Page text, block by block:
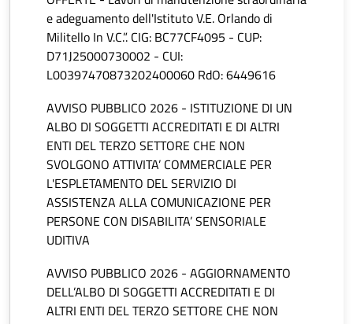
e adeguamento dell'Istituto V.E. Orlando di
Militello In V.C.”. CIG: BC77CF4095 - CUP:
D71J25000730002 - CUI:
L00397470873202400060 RdO: 6449616
AVVISO PUBBLICO 2026 - ISTITUZIONE DI UN
ALBO DI SOGGETTI ACCREDITATI E DI ALTRI
ENTI DEL TERZO SETTORE CHE NON
SVOLGONO ATTIVITA’ COMMERCIALE PER
L'ESPLETAMENTO DEL SERVIZIO DI
ASSISTENZA ALLA COMUNICAZIONE PER
PERSONE CON DISABILITA’ SENSORIALE
UDITIVA
AVVISO PUBBLICO 2026 - AGGIORNAMENTO
DELL’ALBO DI SOGGETTI ACCREDITATI E DI
ALTRI ENTI DEL TERZO SETTORE CHE NON